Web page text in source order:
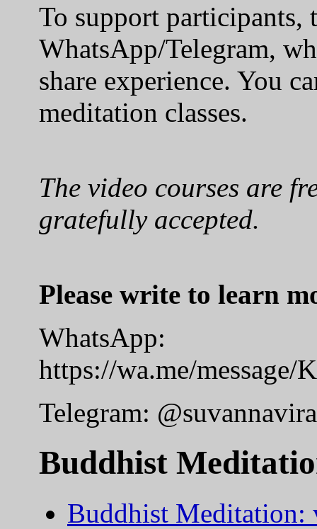
To support participants,
WhatsApp/Telegram,
share experience. You
meditation classes.
The video courses are
gratefully accepted.
Please write to learn
WhatsApp:
https://wa.me/
Telegram: @suvannavira
Buddhist
Buddhist Meditation: